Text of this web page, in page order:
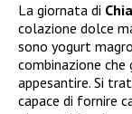
La giornata di
colazione dolce
sono yogurt
combinazione che
appesantire. Si
capace di fornire